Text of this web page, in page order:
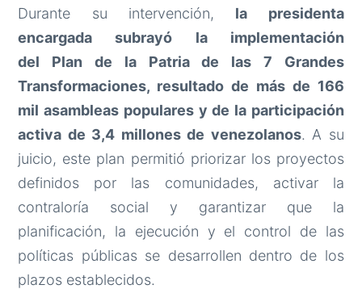
Durante su intervención, la presidenta
encargada subrayó la implementación
del Plan de la Patria de las 7 Grandes
Transformaciones, resultado de más de 166
mil asambleas populares y de la participación
activa de 3,4 millones de venezolanos. A su
juicio, este plan permitió priorizar los proyectos
definidos por las comunidades, activar la
contraloría social y garantizar que la
planificación, la ejecución y el control de las
políticas públicas se desarrollen dentro de los
plazos establecidos.